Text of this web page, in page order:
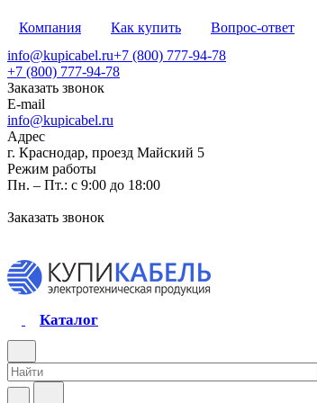
Компания Как купить Вопрос-ответ
info@kupicabel.ru+7 (800) 777-94-78
+7 (800) 777-94-78
Заказать звонок
E-mail
info@kupicabel.ru
Адрес
г. Краснодар, проезд Майский 5
Режим работы
Пн. – Пт.: с 9:00 до 18:00
Заказать звонок
Каталог